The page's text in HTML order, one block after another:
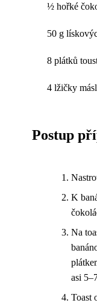
½ hořké
50 g
8 plátků
4 lžičky
Postup
K
Na
asi
Toast